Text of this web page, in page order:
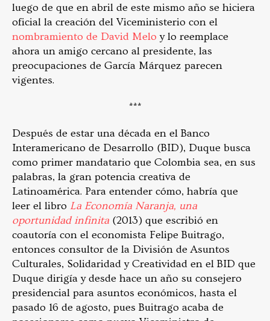
luego de que en abril de este mismo año se hiciera
oficial la creación del Viceministerio con el
nombramiento de David Melo y lo reemplace
ahora un amigo cercano al presidente, las
preocupaciones de García Márquez parecen
vigentes.
***
Después de estar una década en el Banco
Interamericano de Desarrollo (BID), Duque busca
como primer mandatario que Colombia sea, en sus
palabras, la gran potencia creativa de
Latinoamérica. Para entender cómo, habría que
leer el libro La Economía Naranja, una
oportunidad infinita (2013) que escribió en
coautoría con el economista Felipe Buitrago,
entonces consultor de la División de Asuntos
Culturales, Solidaridad y Creatividad en el BID que
Duque dirigía y desde hace un año su consejero
presidencial para asuntos económicos, hasta el
pasado 16 de agosto, pues Buitrago acaba de